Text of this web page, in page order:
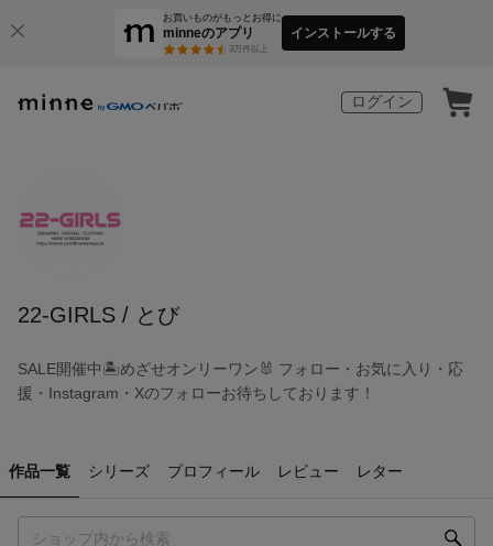
お買いものがもっとお得に
minneのアプリ
3万件以上
インストールする
ログイン
22-GIRLS / とび
SALE開催中🏝️めざせオンリーワン🐰 フォロー・お気に入り・応
援・Instagram・Xのフォローお待ちしております！
作品一覧 シリーズ プロフィール レビュー レター